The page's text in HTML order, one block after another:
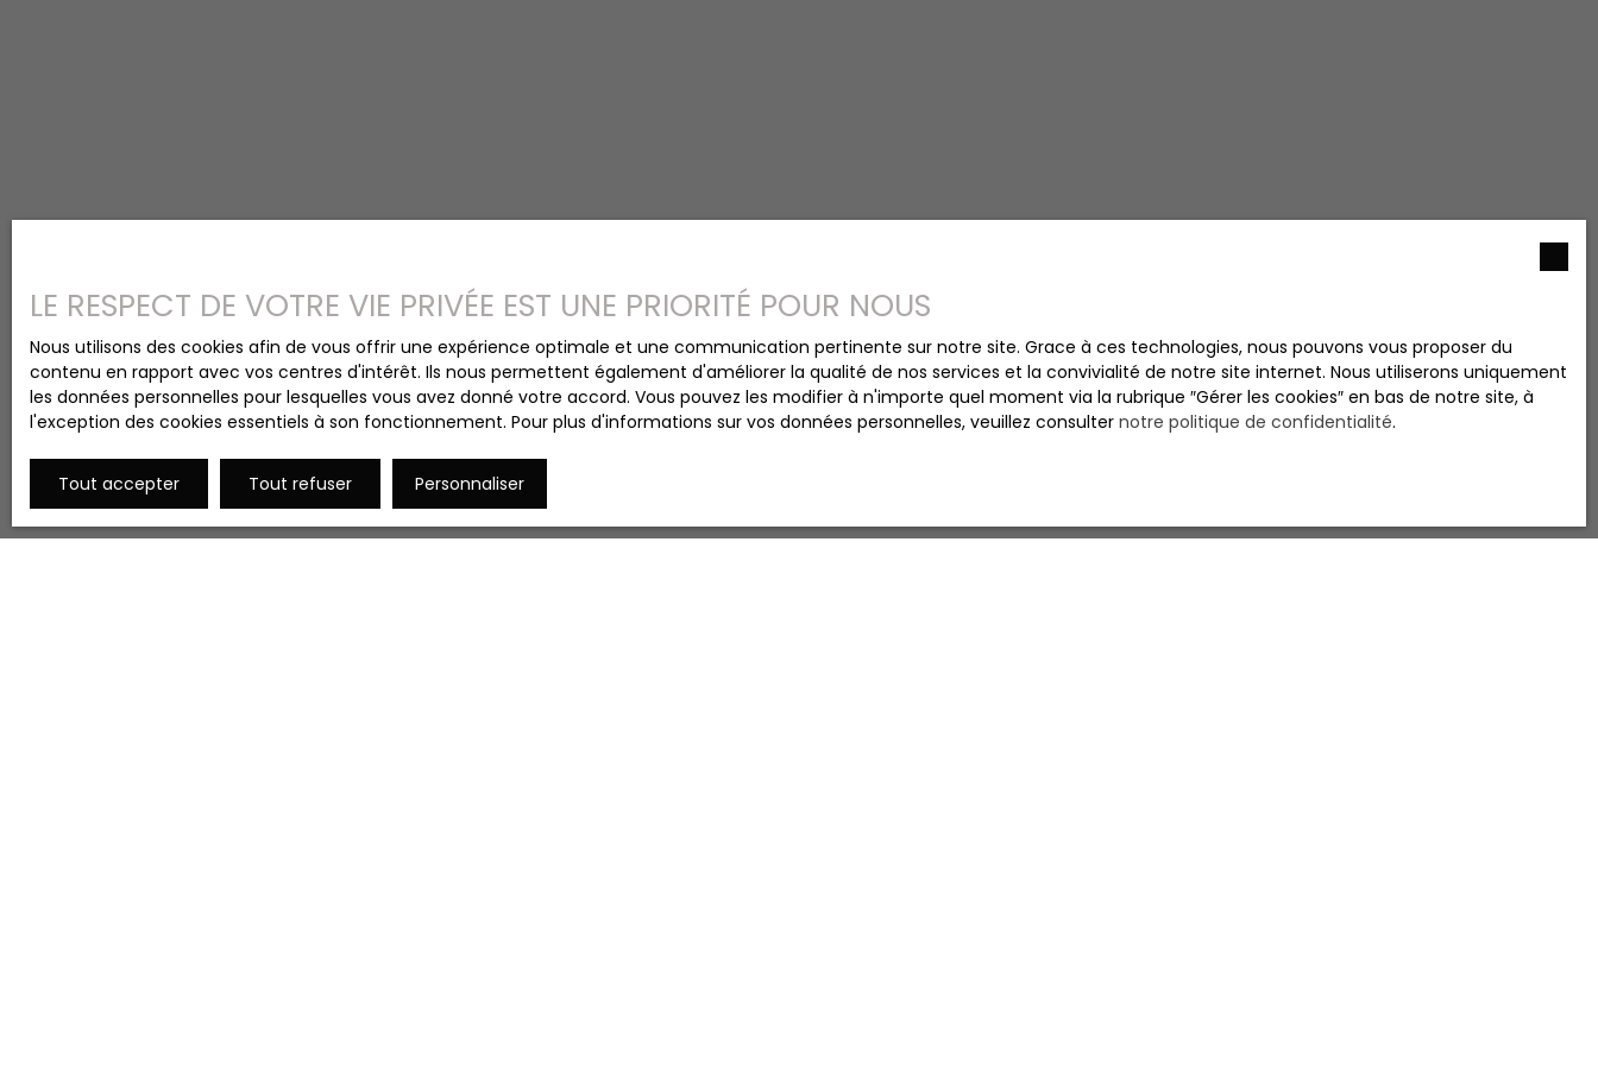
LE RESPECT DE VOTRE VIE PRIVÉE EST UNE PRIORITÉ POUR NOUS
Nous utilisons des cookies afin de vous offrir une expérience optimale et une communication pertinente sur notre site. Grace à ces technologies, nous pouvons vous proposer du
contenu en rapport avec vos centres d'intérêt. Ils nous permettent également d'améliorer la qualité de nos services et la convivialité de notre site internet. Nous utiliserons uniquement
les données personnelles pour lesquelles vous avez donné votre accord. Vous pouvez les modifier à n'importe quel moment via la rubrique ″Gérer les cookies″ en bas de notre site, à
l'exception des cookies essentiels à son fonctionnement. Pour plus d'informations sur vos données personnelles, veuillez consulter notre politique de confidentialité.
Tout accepter Tout refuser Personnaliser